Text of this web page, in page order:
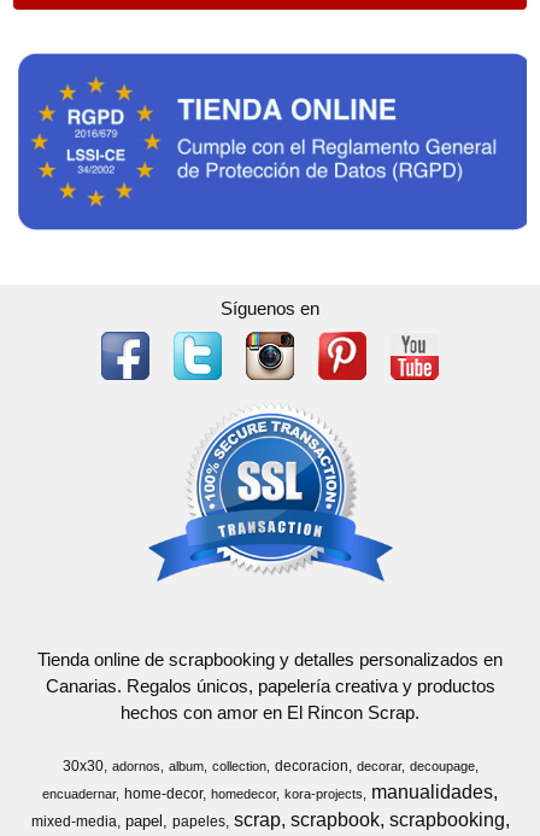
Síguenos en
Tienda online de scrapbooking y detalles personalizados en
Canarias. Regalos únicos, papelería creativa y productos
hechos con amor en El Rincon Scrap.
30x30 adornos album collection decoracion decorar
decoupage
encuadernar
home-decor homedecor kora-projects manualidades
mixed-media papel papeles scrap scrapbook scrapbooking